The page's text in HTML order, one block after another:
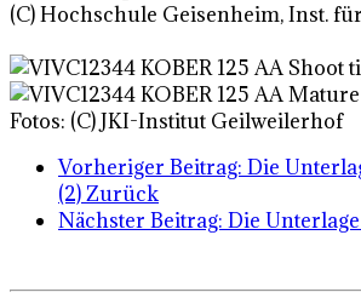
(C) Hochschule Geisenheim, Inst.
Fotos: (C) JKI-Institut Geilweilerhof
Vorheriger Beitrag: Die
(2)Zurück
Nächster Beitrag: Die